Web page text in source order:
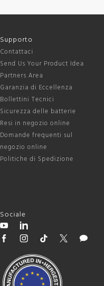
Supporto
Contattaci
Send Us Your Product Idea
Partners Area
Garanzia di Eccellenza
Bollettini Tecnici
Sicurezza delle batterie
Resi in negozio online
Domande frequenti sul
negozio online
Politiche di Spedizione
Sociale